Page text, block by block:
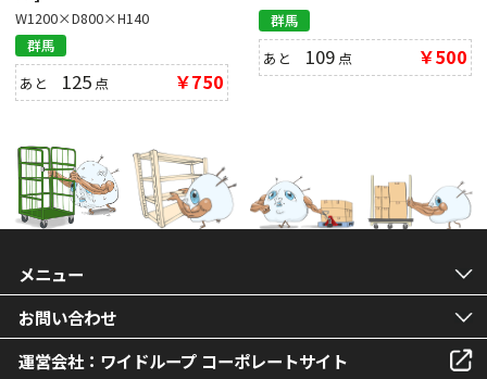
W1200×D800×H140
群馬
あと 125 点 ￥750
群馬
あと 109 点 ￥500
メニュー
お問い合わせ
運営会社：ワイドループ コーポレートサイト